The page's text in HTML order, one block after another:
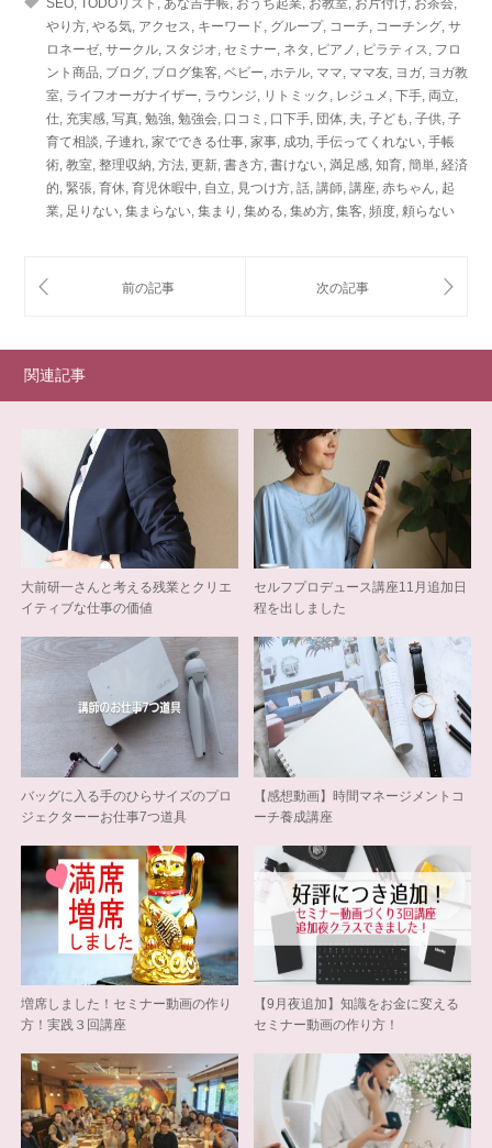
SEO, TODOリスト , あな吉手帳, おうち起業, お教室, お片付け, お茶会,
やり方, やる気, アクセス, キーワード, グループ, コーチ, コーチング, サ
ロネーゼ, サークル, スタジオ, セミナー, ネタ , ピアノ , ピラティス, フロ
ント商品, ブログ, ブログ集客, ベビー, ホテル, ママ, ママ友, ヨガ, ヨガ教
室, ライフオーガナイザー, ラウンジ, リトミック , レジュメ , 下手, 両立,
仕, 充実感, 写真, 勉強, 勉強会, 口コミ , 口下手, 団体, 夫, 子ども , 子供, 子
育て相談, 子連れ, 家でできる仕事, 家事, 成功, 手伝ってくれない, 手帳
術, 教室, 整理収納, 方法, 更新, 書き方, 書けない, 満足感, 知育, 簡単, 経済
的, 緊張, 育休, 育児休暇中, 自立, 見つけ方, 話, 講師, 講座, 赤ちゃん, 起
業, 足りない, 集まらない, 集まり , 集める, 集め方, 集客, 頻度, 頼らない
関連記事
大前研一さんと考える残業とクリエ
イティブな仕事の価値
セルフプロデュース講座11月追加日
程を出しました
バッグに入る手のひらサイズのプロ
ジェクターーお仕事7つ道具
【感想動画】時間マネージメントコ
ーチ養成講座
増席しました！セミナー動画の作り
方！実践３回講座
【9月夜追加】知識をお金に変える
セミナー動画の作り方！